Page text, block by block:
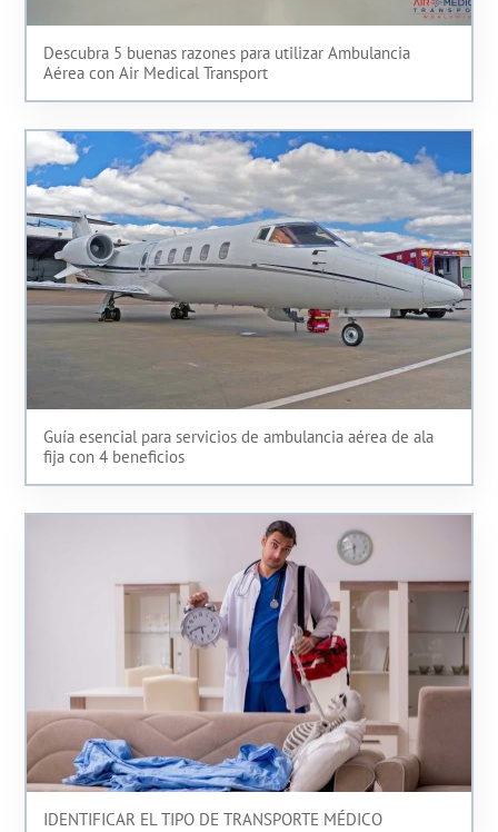
Descubra 5 buenas razones para utilizar Ambulancia
Aérea con Air Medical Transport
Guía esencial para servicios de ambulancia aérea de ala
fija con 4 beneficios
IDENTIFICAR EL TIPO DE TRANSPORTE MÉDICO